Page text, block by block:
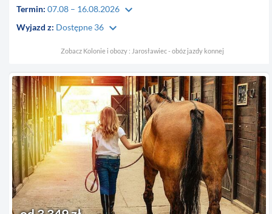
Termin: 07.08 – 16.08.2026 keyboard_arrow_down
Wyjazd z: Dostępne 36 keyboard_arrow_down
Zobacz Kolonie i obozy : Jarosławiec - obóz jazdy konnej